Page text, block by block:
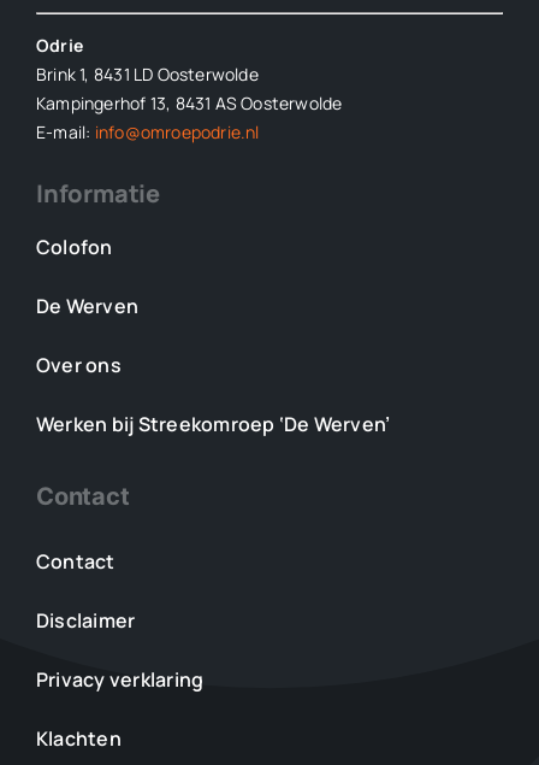
Odrie
Brink 1, 8431 LD Oosterwolde
Kampingerhof 13, 8431 AS Oosterwolde
E-mail: info@omroepodrie.nl
Informatie
Colofon
De Werven
Over ons
Werken bij Streekomroep ‘De Werven’
Contact
Contact
Disclaimer
Privacy verklaring
Klachten